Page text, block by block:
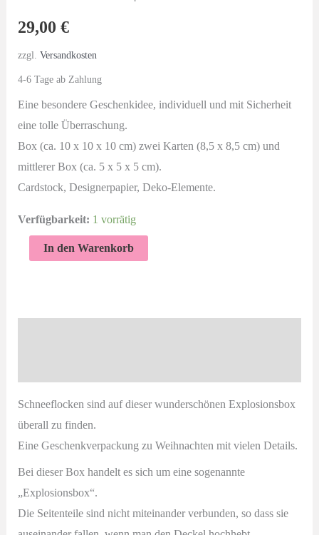
29,00 €
zzgl. Versandkosten
4-6 Tage ab Zahlung
Eine besondere Geschenkidee, individuell und mit Sicherheit
eine tolle Überraschung.
Box (ca. 10 x 10 x 10 cm) zwei Karten (8,5 x 8,5 cm) und
mittlerer Box (ca. 5 x 5 x 5 cm).
Cardstock, Designerpapier, Deko-Elemente.
Verfügbarkeit: 1 vorrätig
GroßeIn den Warenkorb
Schneeflocken sind auf dieser wunderschönen Explosionsbox
überall zu finden.
Eine Geschenkverpackung zu Weihnachten mit vielen Details.
Bei dieser Box handelt es sich um eine sogenannte
„Explosionsbox“.
Die Seitenteile sind nicht miteinander verbunden, so dass sie